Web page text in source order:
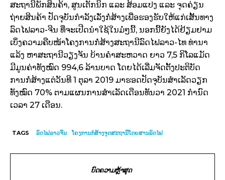
ສະຖານີພັກສິນຄ້າ, ສູນເຕັກນິກ ແລະ ສ້ອມແປງ ແລະ ຈຸດຄ່ຽນ
ຖ່າຍສິນຄ້າ ປັດຈຸບັນກໍາລັງເລັ່ງກໍ່ສ້າງເພື່ອຮອງຮັບໃຫ້ແກ່ເສັ້ນທາງ
ລົດໄຟລາວ-ຈີນ ທີ່ຈະເປີດນໍາໃຊ້ໃນມໍ່ໆນີ້, ນອກນີ້ຍັງໄດ້ຢ້ຽມຢາມ
ເບິ່ງຄວາມຄືບໜ້າໂຄງການກໍ່ສ້າງສະຖານີລົດໄຟລາວ-ໄທ ທ່ານາ
ແລ້ງ ຫາສະຖານີວຽງຈັນ ບ້ານຄຳສະຫວາດ ຍາວ 7,5 ກິໂລແມັດ
ມີມູນຄ່າທັງໝົດ 994,6 ລ້ານບາດ ໂດຍໄດ້ເລີ່ມຈັດຕັ້ງປະຕິບັດ
ການກໍ່ສ້າງແຕ່ວັນທີ 1 ຕຸລາ 2019 ມາຮອດປັດຈຸບັນສໍາເລັດວຽກ
ທັງໝົດ 70% ຕາມແຜນການສໍາເລັດເດືອນທັນວາ 2021 ກໍານົດ
ເວລາ 27 ເດືອນ.
TAGS ລົດໄຟລາວຈີນ ໂຄງການກໍ່ສ້າງຈຸດສະຖານີໂດຍສານລົດໄຟ
ບົດຄວາມຫຼ້າສຸດ